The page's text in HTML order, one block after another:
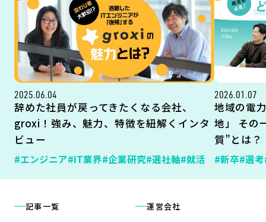
2025.06.04
辞めた社員が戻ってきたくなる会社、
groxi！強み、魅力、特徴を紐解くインタ
ビュー
#エンジニア#IT業界#企業研究#選社軸#就活
2026.01.07
地域の電
地」 その
質”とは？
#新卒#選考
記事一覧 運営会社